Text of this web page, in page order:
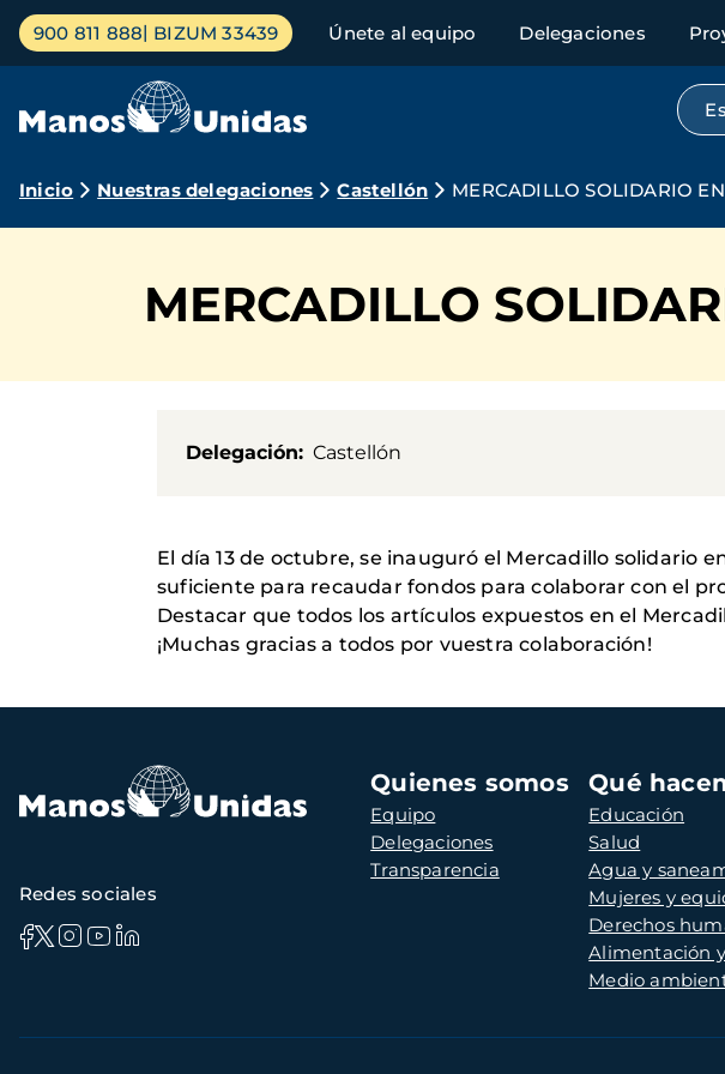
Pasar
contenido
Menú
principal
900 811 888 BIZUM 33439 Únete al equipo Delegaciones
Ruta
navegación
Inicio Nuestras delegaciones Castellón MERCADILLO SOLIDARIO
MERCADILLO
Delegación Castellón
El día 13 de octubre, se inauguró el Mercadillo solidario
suficiente para recaudar fondos para colaborar con el
Destacar que todos los artículos expuestos en el
¡Muchas gracias a todos por vuestra colaboración!
Navegación
principal
Quienes somos
Equipo
Delegaciones
Transparencia
Qué
Educación
Salud
Agua y
Mujeres y
Derechos
Alimentación
Medio
Redes sociales